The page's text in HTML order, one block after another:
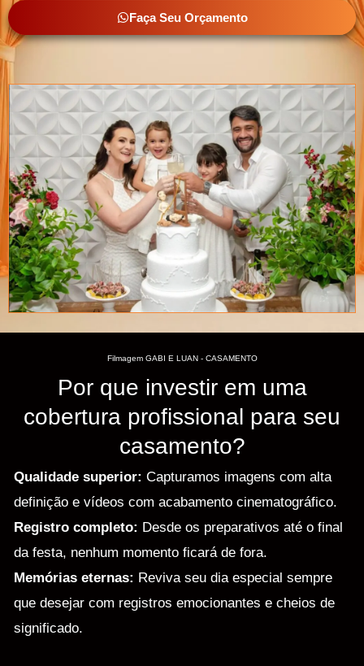
Faça Seu Orçamento
Filmagem GABI E LUAN - CASAMENTO
Por que investir em uma
cobertura profissional para seu
casamento?
Qualidade superior: Capturamos imagens com alta
definição e vídeos com acabamento cinematográfico.
Registro completo: Desde os preparativos até o final
da festa, nenhum momento ficará de fora.
Memórias eternas: Reviva seu dia especial sempre
que desejar com registros emocionantes e cheios de
significado.